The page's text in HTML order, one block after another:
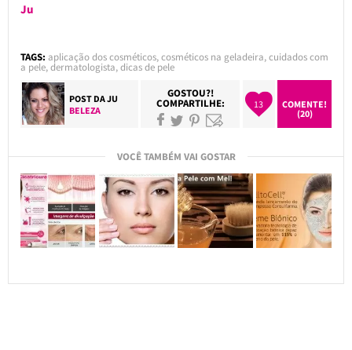
Ju
TAGS: aplicação dos cosméticos,cosméticos na geladeira,cuidados com
a pele,dermatologista,dicas de pele
POST DAJU
BELEZA
GOSTOU?!
COMPARTILHE: 13
COMENTE!
(20)
VOCÊ TAMBÉM VAI GOSTAR